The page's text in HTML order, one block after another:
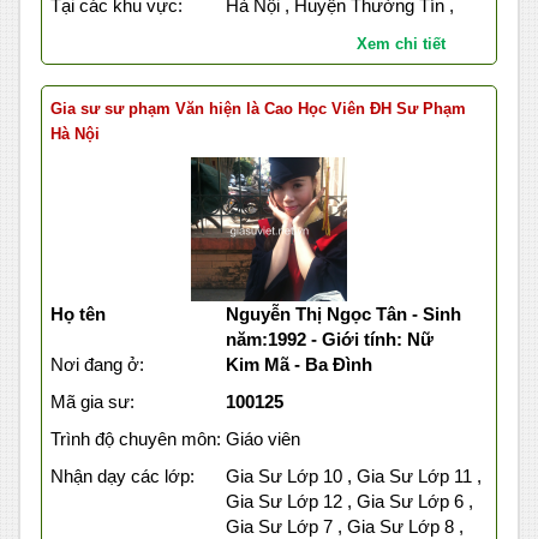
Tại các khu vực: Hà Nội , Huyện Thường Tín ,
Xem chi tiết
Gia sư sư phạm Văn hiện là Cao Học Viên ĐH Sư Phạm
Hà Nội
Họ tên
Nguyễn Thị Ngọc Tân - Sinh
năm:1992 - Giới tính: Nữ
Nơi đang ở:
Kim Mã - Ba Đình
Mã gia sư:
100125
Trình độ chuyên môn: Giáo viên
Nhận dạy các lớp:
Gia Sư Lớp 10 , Gia Sư Lớp 11 ,
Gia Sư Lớp 12 , Gia Sư Lớp 6 ,
Gia Sư Lớp 7 , Gia Sư Lớp 8 ,